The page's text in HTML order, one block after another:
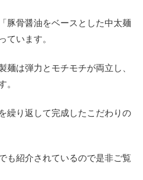
豚骨醤油をベースとした中太麺
ています。
麺は弾力とモチモチが両立し、
。
繰り返して完成したこだわりの
も紹介されているので是非ご覧